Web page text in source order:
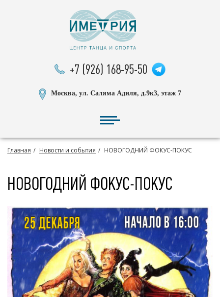
+7 (926) 168-95-50
Москва, ул. Саляма Адиля, д.9к3, этаж 7
Главная Новости и события НОВОГОДНИЙ ФОКУС-ПОКУС
НОВОГОДНИЙ ФОКУС-ПОКУС